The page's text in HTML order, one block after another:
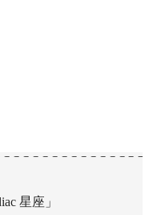
星座」